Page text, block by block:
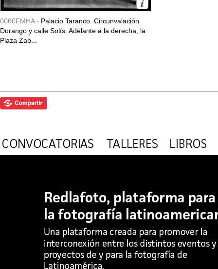
0060FMHA - Palacio Taranco. Circunvalación
Durango y calle Solís. Adelante a la derecha, la
Plaza Zab...